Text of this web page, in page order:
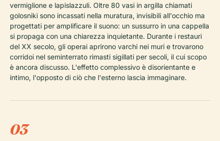
vermiglione e lapislazzuli. Oltre 80 vasi in argilla chiamati
golosniki sono incassati nella muratura, invisibili all'occhio ma
progettati per amplificare il suono: un sussurro in una cappella
si propaga con una chiarezza inquietante. Durante i restauri
del XX secolo, gli operai aprirono varchi nei muri e trovarono
corridoi nel seminterrato rimasti sigillati per secoli, il cui scopo
è ancora discusso. L'effetto complessivo è disorientante e
intimo, l'opposto di ciò che l'esterno lascia immaginare.
03